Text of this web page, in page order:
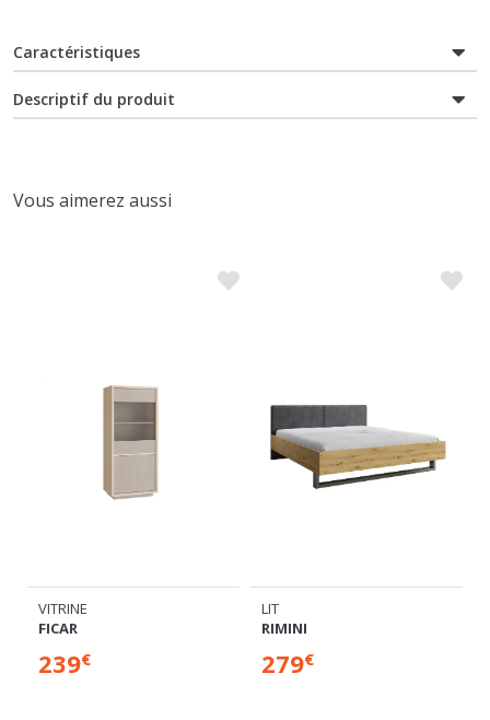
Caractéristiques
Descriptif du produit
239€ 279